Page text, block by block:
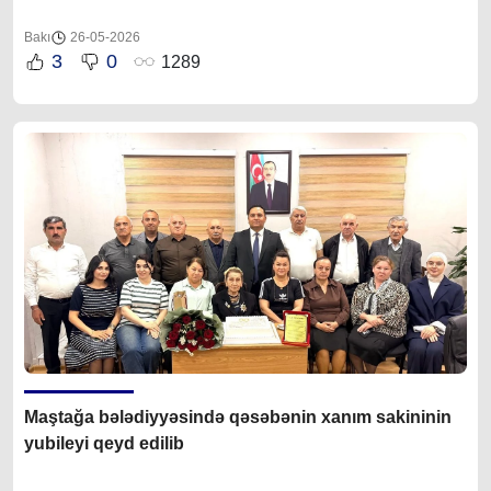
Bakı 26-05-2026
3 0 1289
Maştağa bələdiyyəsində qəsəbənin xanım sakininin
yubileyi qeyd edilib